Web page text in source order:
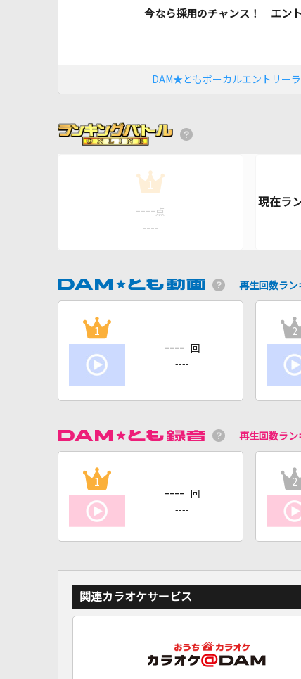
今なら採用のチャンス！ エン
DAM★ともボーカルエントリー
1
---- 点
----
再生回数ラン
1
---- 回
----
2
再生回数ラン
1
---- 回
----
2
関連カラオケサービス